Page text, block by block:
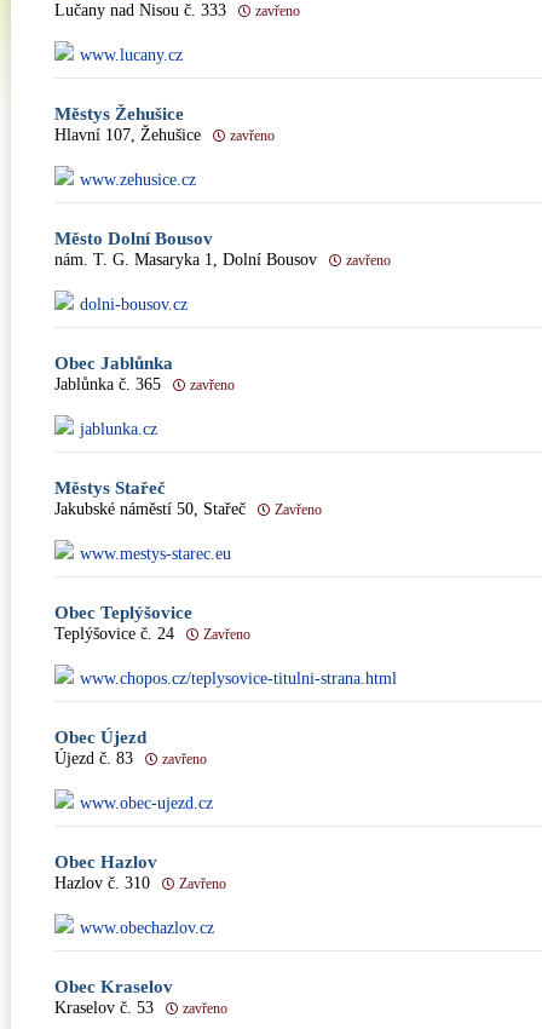
Lučany nad Nisou č. 333 zavřeno
www.lucany.cz
Městys Žehušice
Hlavní 107, Žehušice zavřeno
www.zehusice.cz
Město Dolní Bousov
nám. T. G. Masaryka 1, Dolní Bousov zavřeno
dolni-bousov.cz
Obec Jablůnka
Jablůnka č. 365 zavřeno
jablunka.cz
Městys Stařeč
Jakubské náměstí 50, Stařeč Zavřeno
www.mestys-starec.eu
Obec Teplýšovice
Teplýšovice č. 24 Zavřeno
www.chopos.cz/teplysovice-titulni-strana.html
Obec Újezd
Újezd č. 83 zavřeno
www.obec-ujezd.cz
Obec Hazlov
Hazlov č. 310 Zavřeno
www.obechazlov.cz
Obec Kraselov
Kraselov č. 53 zavřeno